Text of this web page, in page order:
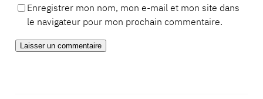
Enregistrer mon nom, mon e-mail et mon site dans
le navigateur pour mon prochain commentaire.